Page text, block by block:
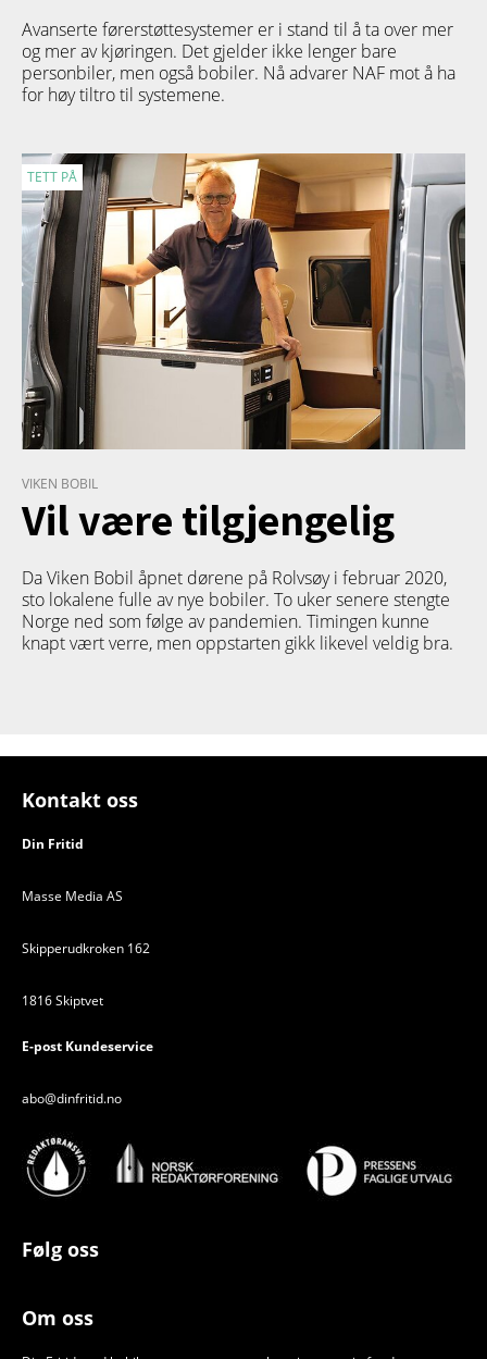
Avanserte førerstøttesystemer er i stand til å ta over mer
og mer av kjøringen. Det gjelder ikke lenger bare
personbiler, men også bobiler. Nå advarer NAF mot å ha
for høy tiltro til systemene.
TETT PÅ
VIKEN BOBIL
Vil være tilgjengelig
Da Viken Bobil åpnet dørene på Rolvsøy i februar 2020,
sto lokalene fulle av nye bobiler. To uker senere stengte
Norge ned som følge av pandemien. Timingen kunne
knapt vært verre, men oppstarten gikk likevel veldig bra.
Kontakt oss
Din Fritid
Masse Media AS
Skipperudkroken 162
1816 Skiptvet
E-post Kundeservice
abo@dinfritid.no
Følg oss
Om oss